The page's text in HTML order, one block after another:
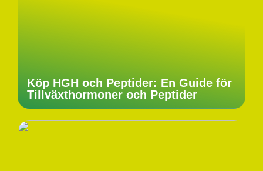
Köp HGH och Peptider: En Guide för
Tillväxthormoner och Peptider